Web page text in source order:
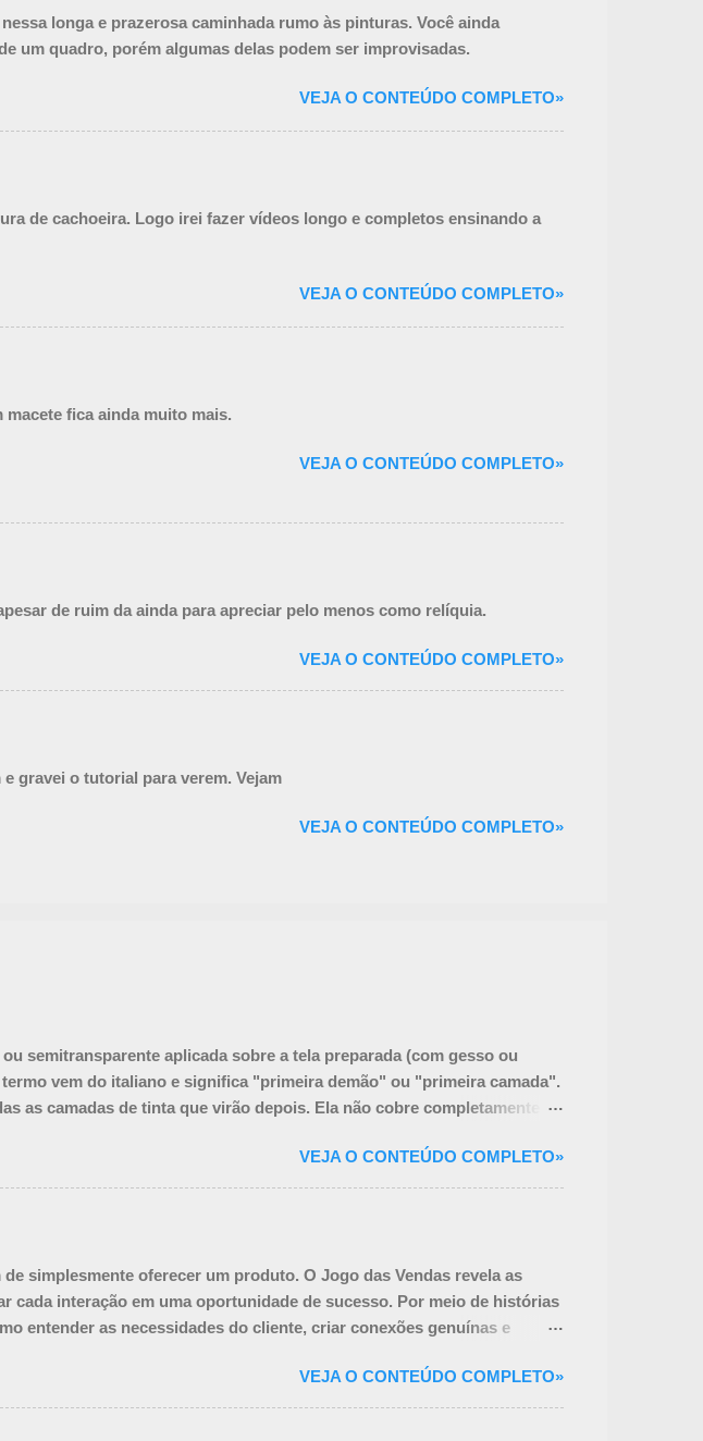
longa e prazerosa caminhada rumo às pinturas. Você ainda
um quadro, porém algumas delas podem ser improvisadas.
VEJA O CONTEÚDO COMPLETO»
de cachoeira. Logo irei fazer vídeos longo e completos ensinando a
VEJA O CONTEÚDO COMPLETO»
fica ainda muito mais.
VEJA O CONTEÚDO COMPLETO»
de ruim da ainda para apreciar pelo menos como relíquia.
VEJA O CONTEÚDO COMPLETO»
gravei o tutorial para verem. Vejam
VEJA O CONTEÚDO COMPLETO»
semitransparente aplicada sobre a tela preparada (com gesso ou
vem do italiano e significa "primeira demão" ou "primeira camada".
as camadas de tinta que virão depois. Ela não cobre completamente a
A imprimatura cria um tom médio que torna mais fácil julgar os
sobre uma superfície já colorida, o pintor pode alcançar a
de branco com tinta desde o início. Influenciar as Cores
VEJA O CONTEÚDO COMPLETO»
simplesmente oferecer um produto. O Jogo das Vendas revela as
cada interação em uma oportunidade de sucesso. Por meio de histórias
entender as necessidades do cliente, criar conexões genuínas e
da sua marca. Seja você um novato na área ou um vendedor
é o guia definitivo para alcançar resultados extraordinários e se
VEJA O CONTEÚDO COMPLETO»